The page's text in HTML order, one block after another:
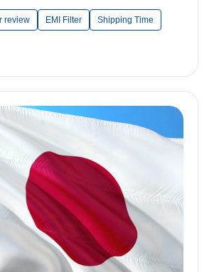
” ——来自意大利的客户
review EMI Filter Shipping Time